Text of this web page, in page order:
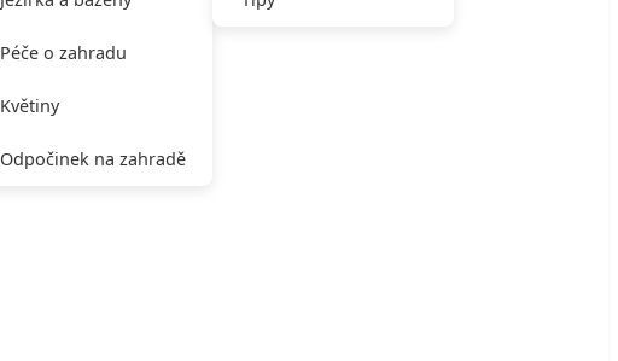
Péče o zahradu
Květiny
Odpočinek na zahradě